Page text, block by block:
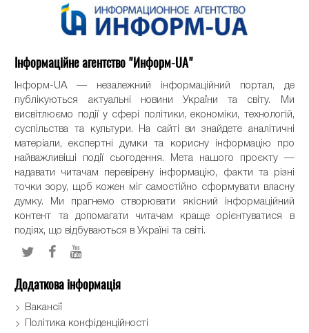
Інформаційне агентство "Информ-UA"
Інформ-UA — незалежний інформаційний портал, де
публікуються актуальні новини України та світу. Ми
висвітлюємо події у сфері політики, економіки, технологій,
суспільства та культури. На сайті ви знайдете аналітичні
матеріали, експертні думки та корисну інформацію про
найважливіші події сьогодення. Мета нашого проєкту —
надавати читачам перевірену інформацію, факти та різні
точки зору, щоб кожен міг самостійно сформувати власну
думку. Ми прагнемо створювати якісний інформаційний
контент та допомагати читачам краще орієнтуватися в
подіях, що відбуваються в Україні та світі.
Додаткова інформація
Вакансії
Політика конфіденційності